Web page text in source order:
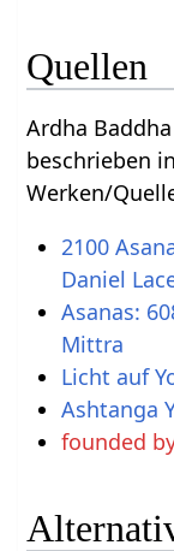
Quellen
Ardha
beschrieben
Werken/
2100
Daniel
Asanas:
Mittra
Licht auf
Ashtanga
founded